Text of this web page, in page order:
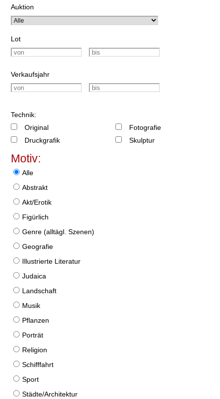
Auktion
Lot
Verkaufsjahr
Technik:
Original
Druckgrafik
Fotografie
Skulptur
Motiv:
Alle
Abstrakt
Akt/Erotik
Figürlich
Genre (alltägl. Szenen)
Geografie
Illustrierte Literatur
Judaica
Landschaft
Musik
Pflanzen
Porträt
Religion
Schifffahrt
Sport
Städte/Architektur